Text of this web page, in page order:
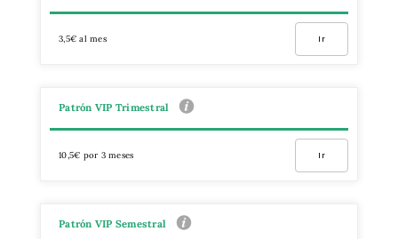
3,5€ al mes Ir
Patrón VIP Trimestral
10,5€ por 3 meses Ir
Patrón VIP Semestral